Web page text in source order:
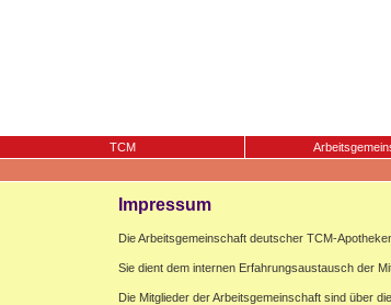
TCM
Impressum
Die Arbeitsgemeinschaft deutscher TCM-
Sie dient dem internen Erfahrungsaustausch der
Die Mitglieder der Arbeitsgemeinschaft sind über die